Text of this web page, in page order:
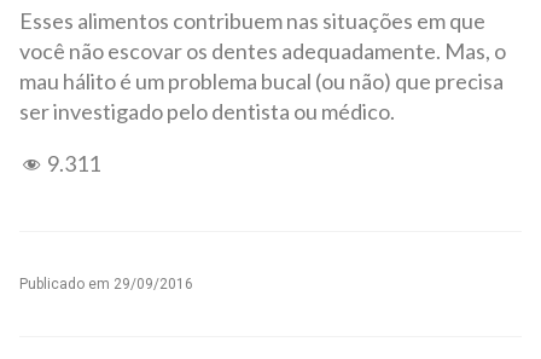
Esses alimentos contribuem nas situações em que
você não escovar os dentes adequadamente. Mas, o
mau hálito é um problema bucal (ou não) que precisa
ser investigado pelo dentista ou médico.
9.311
Publicado em 29/09/2016